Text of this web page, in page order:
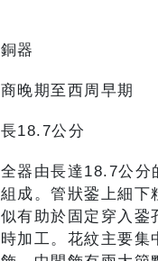
銅器
商晚期至西周早期
長18.7公分
全器由長達18.7公分
組成。管狀銎上細下
似有助於固定穿入銎
時加工。花紋主要集